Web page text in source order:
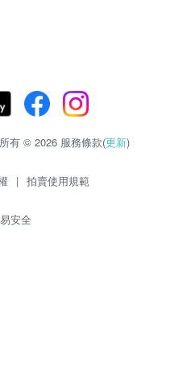
有 © 2026 服務條款(更新)
| 拍賣使用規範
安全